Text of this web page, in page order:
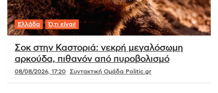
Ελλάδα Ό,τι είναι!
Σοκ στην Καστοριά: νεκρή μεγαλόσωμη
αρκούδα, πιθανόν από πυροβολισμό
08/08/2026, 17:20 Συντακτική Ομάδα Politic.gr